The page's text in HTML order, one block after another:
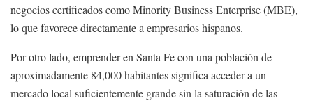
negocios certificados como Minority Business Enterprise (MBE),
lo que favorece directamente a empresarios hispanos.
Por otro lado, emprender en Santa Fe con una población de
aproximadamente 84,000 habitantes significa acceder a un
mercado local suficientemente grande sin la saturación de las